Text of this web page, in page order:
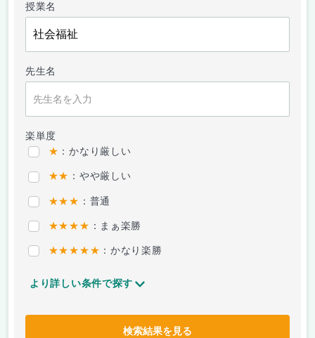
授業名
先生名
楽単度
★ ：かなり厳しい
★★ ：やや厳しい
★★★ ：普通
★★★★ ：まぁ楽勝
★★★★★ ：かなり楽勝
より詳しい条件で探す
検索結果を見る